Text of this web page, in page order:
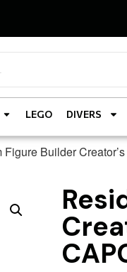
LEGO DIVERS
Builder